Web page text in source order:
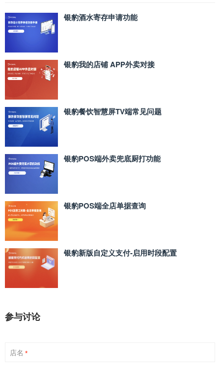
银豹酒水寄存申请功能
银豹我的店铺 APP外卖对接
银豹餐饮智慧屏TV端常见问题
银豹POS端外卖兜底厨打功能
银豹POS端全店单据查询
银豹新版自定义支付‑启用时段配置
参与讨论
店名 *